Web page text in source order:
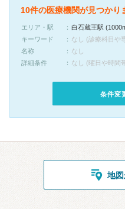
10件の医療機関が見つかり
エリア・駅
白石蔵王駅
キーワード
なし (診療科目や
名称
なし
詳細条件
なし (曜日や時間
条件変
地